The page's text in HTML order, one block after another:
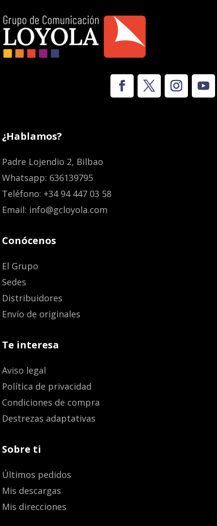
¿Hablamos?
Padre Lojendio 2, Bilbao
Whatsapp: 636139795
Teléfono: +34 94 447 03 58
Email: info@gcloyola.com
Conócenos
El Grupo
Sedes
Distribuidores
Envío de originales
Te interesa
Aviso legal
Política de privacidad
Condiciones de compra
Destrezas adaptativas
Sobre ti
Últimos pedidos
Mis descargas
Mis direcciones